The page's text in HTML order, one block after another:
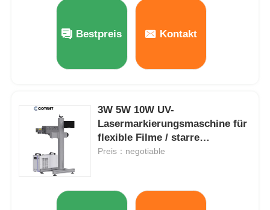
Bestpreis Kontakt
3W 5W 10W UV-
Lasermarkierungsmaschine für
flexible Filme / starre
Kunststoffe 220V 50HZ
Preis：negotiable